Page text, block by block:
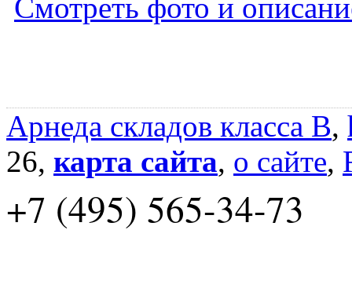
Смотреть фото и
Арнеда складов класса B,
26, карта сайта, о сайте,
+7 (495) 565-34-73